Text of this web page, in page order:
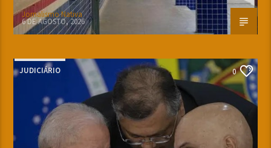
Jornalismo Nativa
6 DE AGOSTO, 2026
JUDICIÁRIO 0